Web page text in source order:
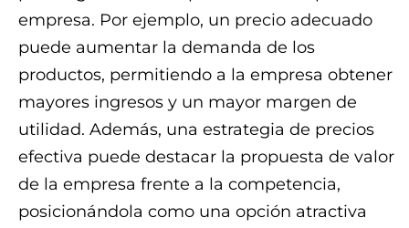
empresa. Por ejemplo, un precio adecuado
puede aumentar la demanda de los
productos, permitiendo a la empresa obtener
mayores ingresos y un mayor margen de
utilidad. Además, una estrategia de precios
efectiva puede destacar la propuesta de valor
de la empresa frente a la competencia,
posicionándola como una opción atractiva